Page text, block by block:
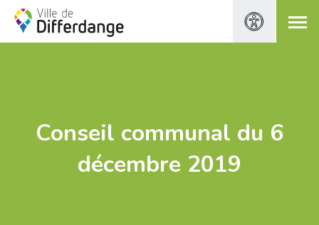
Conseil communal du 6
décembre 2019